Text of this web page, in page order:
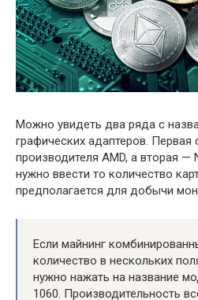
Можно увидеть два ряда с
графических адаптеров.
производителя AMD, а вторая —
нужно ввести то количество
предполагается для добычи
Если майнинг
количество в нескольких
нужно нажать на название
1060. Производительность